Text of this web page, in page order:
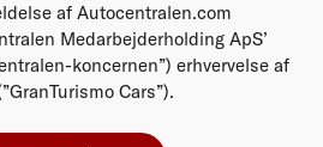
af Autocentralen.com
Medarbejderholding ApS’
koncernen”) erhvervelse af
Cars”).